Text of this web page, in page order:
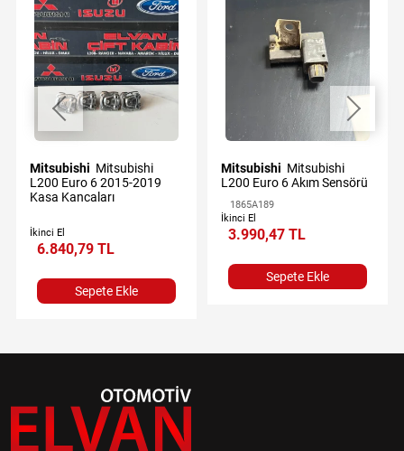
Mitsubishi
L200 Euro 6 2015-2019
Kasa Kancaları
İkinci El
6.840,79 TL
Sepete Ekle
Mitsubishi
L200 Euro 6 Akım Sensörü
1865A189
İkinci El
3.990,47 TL
Sepete Ekle